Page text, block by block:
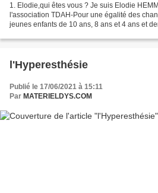
1. Elodie,qui êtes vous ? Je suis Elodie
l'association TDAH-Pour une égalité des
jeunes enfants de 10 ans, 8 ans et 4 ans et
l'Hyperesthésie
Publié le 17/06/2021 à 15:11
Par MATERIELDYS.COM